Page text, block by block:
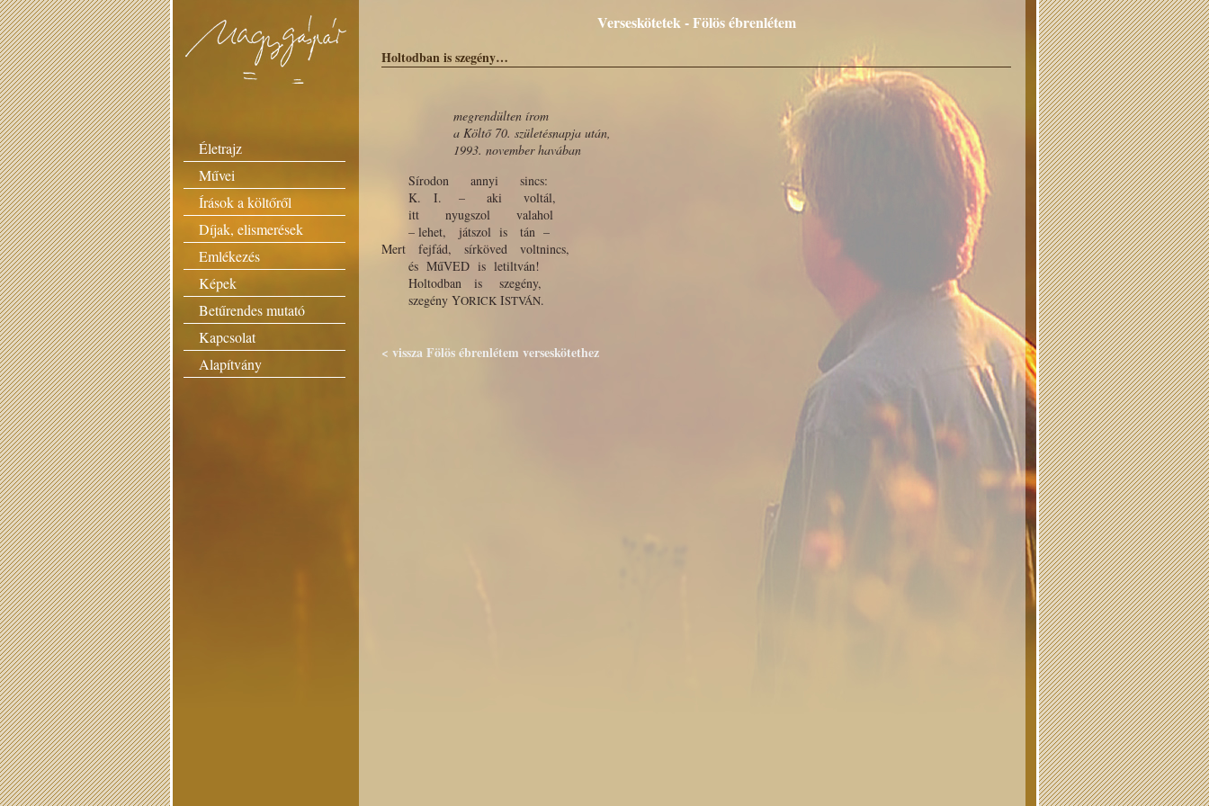
Életrajz
Művei
Írások a költőről
Díjak, elismerések
Emlékezés
Képek
Betűrendes mutató
Kapcsolat
Alapítvány
Verseskötetek - Fölös ébrenlétem
Holtodban is szegény…
megrendülten írom
a Költő 70. születésnapja után,
1993. november havában
Sírodon annyi sincs:
K. I. – aki voltál,
itt nyugszol valahol
– lehet, játszol is tán –
Mert fejfád, sírköved voltnincs,
és MűVED is letiltván!
Holtodban is szegény,
szegény YORICK ISTVÁN.
< vissza Fölös ébrenlétem verseskötethez